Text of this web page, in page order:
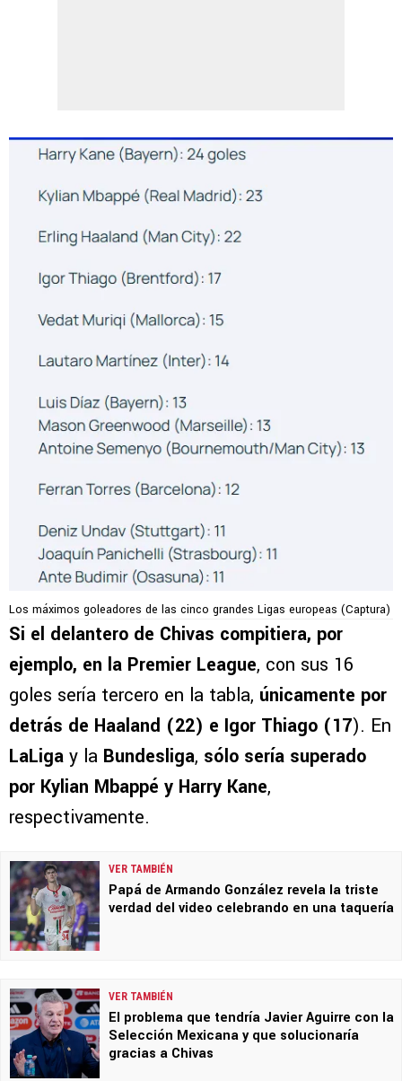
Los máximos goleadores de las cinco grandes Ligas europeas (Captura)
Si el delantero de Chivas compitiera, por
ejemplo, en la Premier League, con sus 16
goles sería tercero en la tabla, únicamente por
detrás de Haaland (22) e Igor Thiago (17). En
LaLiga y la Bundesliga, sólo sería superado
por Kylian Mbappé y Harry Kane,
respectivamente.
VER TAMBIÉN
Papá de Armando González revela la triste
verdad del video celebrando en una taquería
VER TAMBIÉN
El problema que tendría Javier Aguirre con la
Selección Mexicana y que solucionaría
gracias a Chivas